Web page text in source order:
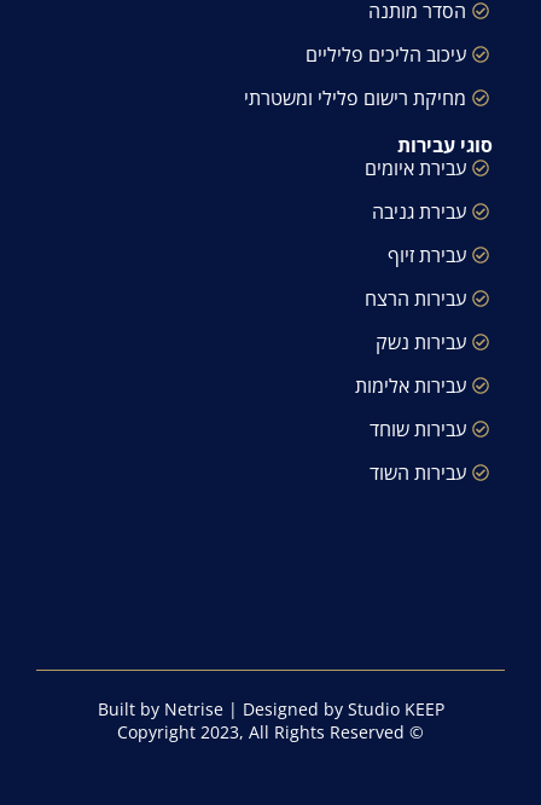
הסדר מותנה
עיכוב הליכים פליליים
מחיקת רישום פלילי ומשטרתי
סוגי עבירות
עבירת איומים
עבירת גניבה
עבירת זיוף
עבירות הרצח
עבירות נשק
עבירות אלימות
עבירות שוחד
עבירות השוד
© Copyright 2023, All Rights Reserved
Built by Netrise| Designed by Studio KEEP